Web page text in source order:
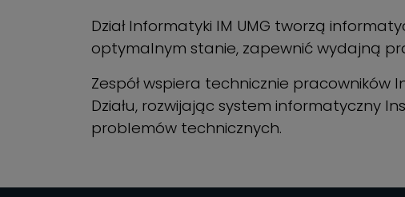
Dział Informatyki IM UMG tworzą
optymalnym stanie, zapewnić wydajną
Zespół wspiera technicznie
Działu, rozwijając system informatyczny
problemów technicznych.